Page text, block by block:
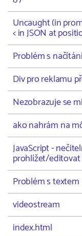
Uncaught (in
< in JSON at
Problém s
Div pro reklamu
Nezobrazuje se
ako nahrám na
JavaScript -
prohlížet/editovat
Problém s textem
videostream
index.html